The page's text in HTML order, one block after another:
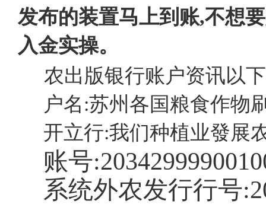
发布的装置马上到账,不想
入金实操。
农出版银行账户资讯以
户名:苏州各国粮食作物
开立行:我们种植业發展
账号
系统外农发行行号